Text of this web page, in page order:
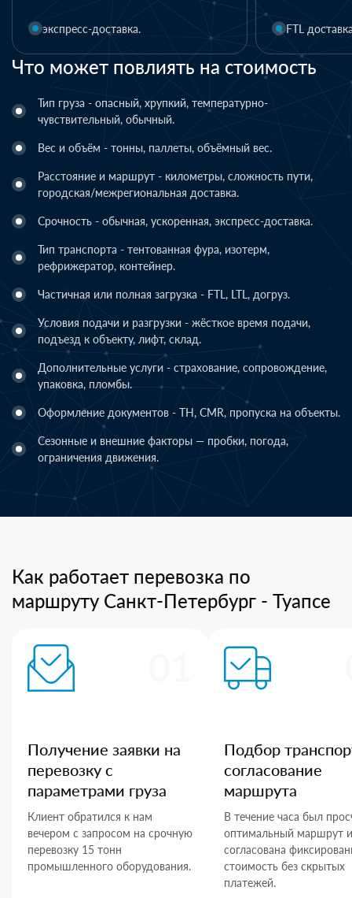
Что может повлиять на стоимость
Тип груза - опасный, хрупкий, температурно-
чувствительный, обычный.
Вес и объём - тонны, паллеты, объёмный вес.
Расстояние и маршрут - километры, сложность пути,
городская/межрегиональная доставка.
Срочность - обычная, ускоренная, экспресс-доставка.
Тип транспорта - тентованная фура, изотерм,
рефрижератор, контейнер.
Частичная или полная загрузка - FTL, LTL, догруз.
Условия подачи и разгрузки - жёсткое время подачи,
подъезд к объекту, лифт, склад.
Дополнительные услуги - страхование, сопровождение,
упаковка, пломбы.
Оформление документов - ТН, CMR, пропуска на объекты.
Сезонные и внешние факторы — пробки, погода,
ограничения движения.
FTL доставка LTL
Как работает перевозка по
маршруту Санкт-Петербург - Туапсе
Получение заявки на
перевозку с
параметрами груза
Клиент обратился к нам
вечером с запросом на срочную
перевозку 15 тонн
промышленного оборудования.
Подбор
согласование
маршрута
В течение часа был
оптимальный маршрут и
согласована
стоимость без скрытых
платежей.